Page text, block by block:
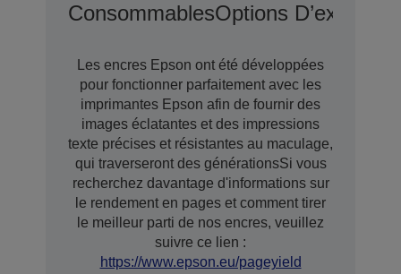
ConsommablesOptions
Les encres Epson ont été développées
pour fonctionner parfaitement avec les
imprimantes Epson afin de fournir des
images éclatantes et des impressions
texte précises et résistantes au maculage,
qui traverseront des générationsSi vous
recherchez davantage d'informations sur
le rendement en pages et comment tirer
le meilleur parti de nos encres, veuillez
suivre ce lien :
https://www.epson.eu/pageyield